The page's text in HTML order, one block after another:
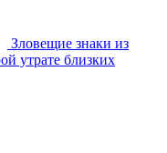
Зловещие знаки из
утрате близких